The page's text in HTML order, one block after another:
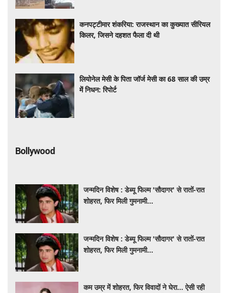
कनपट्टीमार शंकरिया: राजस्थान का कुख्यात सीरियल
किलर, जिसने दहशत फैला दी थी
लियोनेल मेसी के पिता जॉर्ज मेसी का 68 साल की उम्र
में निधन: रिपोर्ट
Bollywood
जन्मदिन विशेष : डेब्यू फिल्म 'सौदागर' से रातों-रात
शोहरत, फिर मिली गुमनामी...
जन्मदिन विशेष : डेब्यू फिल्म 'सौदागर' से रातों-रात
शोहरत, फिर मिली गुमनामी...
कम उम्र में शोहरत, फिर विवादों ने घेरा… ऐसी रही